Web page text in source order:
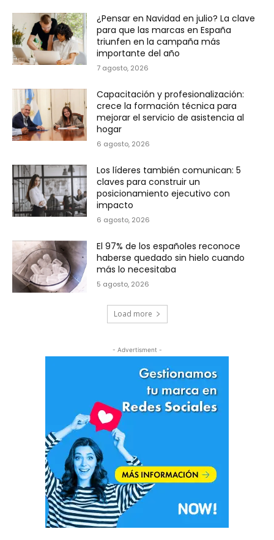
¿Pensar en Navidad en julio? La clave
para que las marcas en España
triunfen en la campaña más
importante del año
7 agosto, 2026
Capacitación y profesionalización:
crece la formación técnica para
mejorar el servicio de asistencia al
hogar
6 agosto, 2026
Los líderes también comunican: 5
claves para construir un
posicionamiento ejecutivo con
impacto
6 agosto, 2026
El 97% de los españoles reconoce
haberse quedado sin hielo cuando
más lo necesitaba
5 agosto, 2026
Load more
- Advertisment -